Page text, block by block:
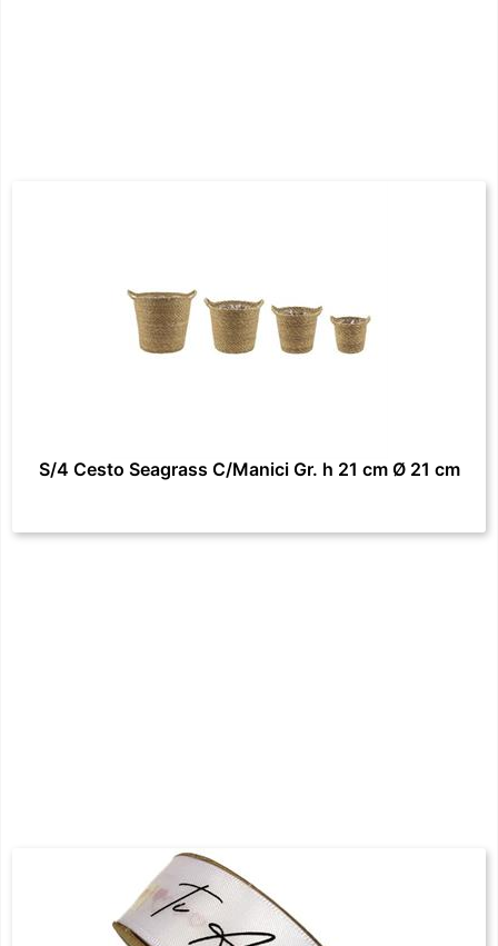
S/4 Cesto Seagrass C/Manici Gr. h 21 cm Ø 21 cm